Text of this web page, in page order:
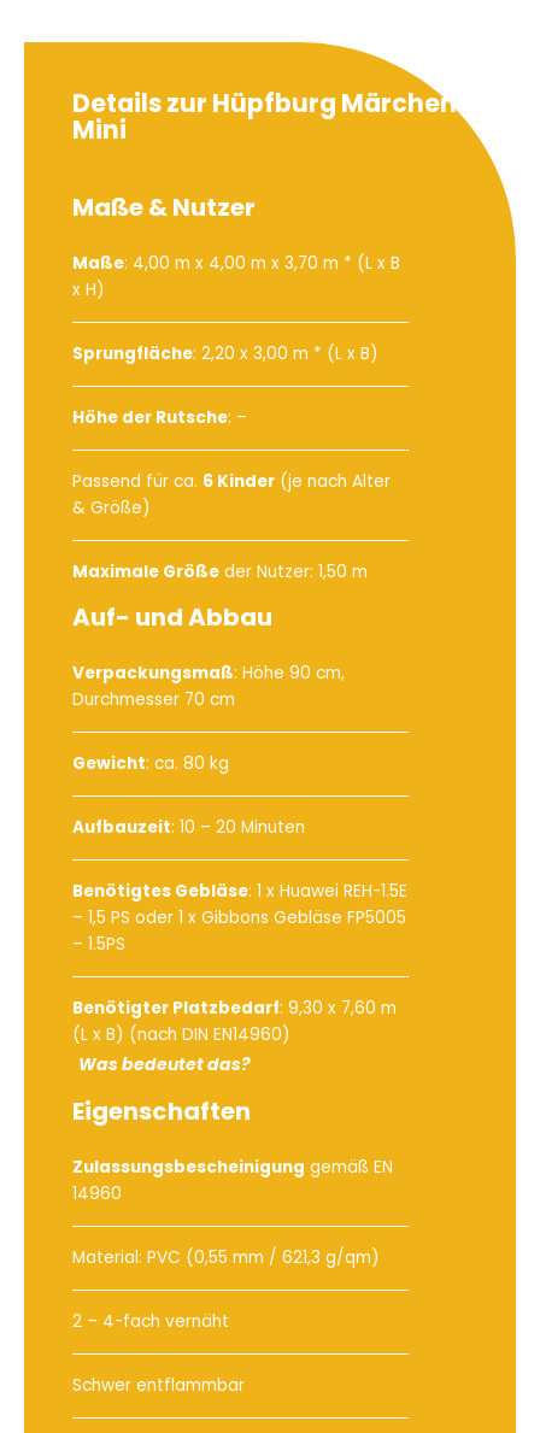
Details zur Hüpfburg Märchen
Mini
Maße & Nutzer
Maße: 4,00 m x 4,00 m x 3,70 m * (L x B
x H)
Sprungfläche: 2,20 x 3,00 m * (L x B)
Höhe der Rutsche: –
Passend für ca. 6 Kinder (je nach Alter
& Größe)
Maximale Größe der Nutzer: 1,50 m
Auf- und Abbau
Verpackungsmaß: Höhe 90 cm,
Durchmesser 70 cm
Gewicht: ca. 80 kg
Aufbauzeit: 10 – 20 Minuten
Benötigtes Gebläse: 1 x Huawei REH-1.5E
– 1,5 PS oder 1 x Gibbons Gebläse FP5005
– 1.5PS
Benötigter Platzbedarf: 9,30 x 7,60 m
(L x B) (nach DIN EN14960)
Was bedeutet das?
Eigenschaften
Zulassungsbescheinigung gemäß EN
14960
Material: PVC (0,55 mm / 621,3 g/qm)
2 – 4-fach vernäht
Schwer entflammbar